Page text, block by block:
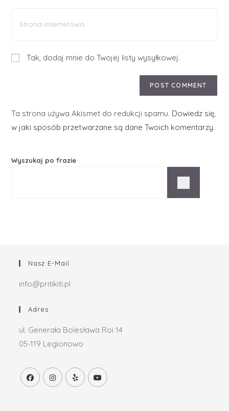
Tak, dodaj mnie do Twojej listy wysyłkowej.
Ta strona używa Akismet do redukcji spamu. Dowiedz się,
w jaki sposób przetwarzane są dane Twoich komentarzy.
Wyszukaj po frazie
Nasz E-Mail
info@pritikiti.pl
Adres
ul. Generała Bolesława Roi 14
05-119 Legionowo